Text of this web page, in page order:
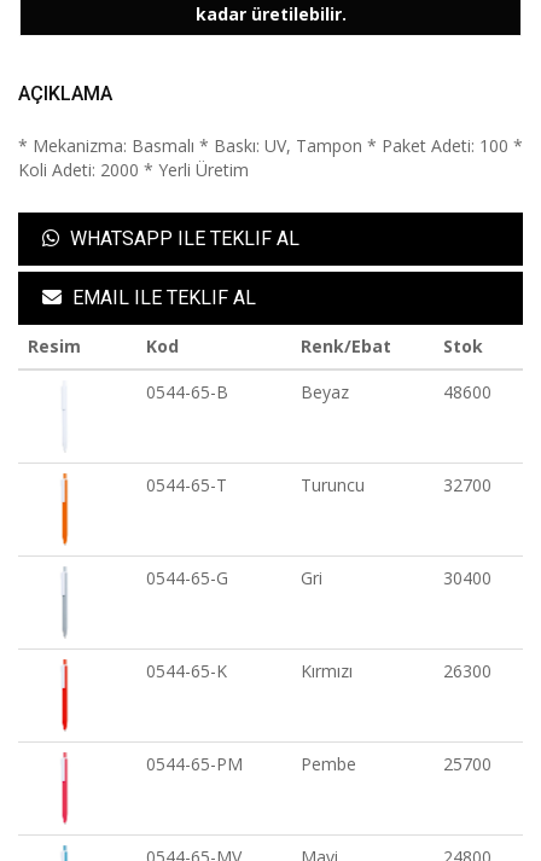
kadar üretilebilir.
AÇIKLAMA
* Mekanizma: Basmalı * Baskı: UV, Tampon * Paket Adeti: 100 *
Koli Adeti: 2000 * Yerli Üretim
WHATSAPP ILE TEKLIF AL
EMAIL ILE TEKLIF AL
Resim Kod Renk/Ebat
Stok
0544-65-B
Beyaz 48600
0544-65-T Turuncu 32700
0544-65-G Gri 30400
0544-65-K Kırmızı 26300
0544-65-PM Pembe 25700